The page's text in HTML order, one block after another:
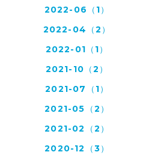
2022-06（1）
2022-04（2）
2022-01（1）
2021-10（2）
2021-07（1）
2021-05（2）
2021-02（2）
2020-12（3）